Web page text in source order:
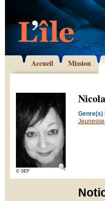
Accueil Mission
© SEF
Genre(s)
Jeunesse